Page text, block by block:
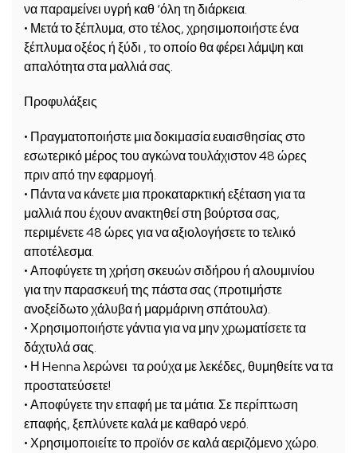
να παραμείνει υγρή καθ ‘όλη τη διάρκεια.
• Μετά το ξέπλυμα, στο τέλος,χρησιμοποιήστε ένα
ξέπλυμα οξέος ή ξύδι , το οποίο θα φέρει λάμψη και
απαλότητα στα μαλλιά σας.
Προφυλάξεις
• Πραγματοποιήστε μια δοκιμασία ευαισθησίας στο
εσωτερικό μέρος του αγκώνα τουλάχιστον 48 ώρες
πριν από την εφαρμογή.
• Πάντα να κάνετε μια προκαταρκτική εξέταση για τα
μαλλιά που έχουν ανακτηθεί στη βούρτσα σας,
περιμένετε 48 ώρες για να αξιολογήσετε το τελικό
αποτέλεσμα.
• Αποφύγετε τη χρήση σκευών σιδήρου ή αλουμινίου
για την παρασκευή της πάστα σας (προτιμήστε
ανοξείδωτο χάλυβα ή μαρμάρινη σπάτουλα).
• Χρησιμοποιήστε γάντια για να μην χρωματίσετε τα
δάχτυλά σας.
• Η Henna λερώνει τα ρούχα με λεκέδες, θυμηθείτε να τα
προστατεύσετε!
• Αποφύγετε την επαφή με τα μάτια. Σε περίπτωση
επαφής, ξεπλύνετε καλά με καθαρό νερό.
• Χρησιμοποιείτε το προϊόν σε καλά αεριζόμενο χώρο.